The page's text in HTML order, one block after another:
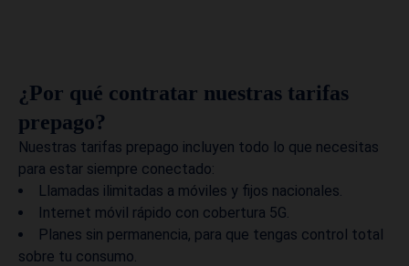
¿Por qué contratar nuestras tarifas
prepago?
Nuestras tarifas prepago incluyen todo lo que necesitas
para estar siempre conectado:
Llamadas ilimitadas a móviles y fijos nacionales.
Internet móvil rápido con cobertura 5G.
Planes sin permanencia, para que tengas control total
sobre tu consumo.